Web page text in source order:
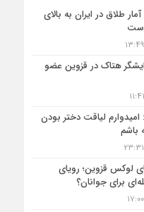
طلاق در ایران به بالای
هتاک در قزوین عضو
امیدوارم لیاقت دختر بودن
باشم
لوکس قزوین؛ رویای
برای جوانان؟